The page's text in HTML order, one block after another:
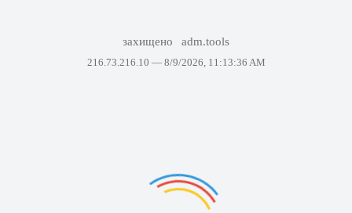
захищено adm.tools
216.73.216.10 — 8/9/2026, 11:13:36 AM